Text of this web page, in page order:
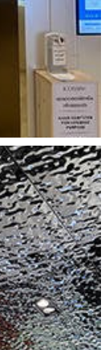
can be
ငွေဖြူနှင့်
ကျက်ကိုလည်း
းဖြင့် ခြယ်သ
သည် သံချေးမ